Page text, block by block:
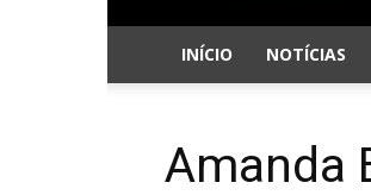
INÍCIO NOTÍCIAS
Amanda